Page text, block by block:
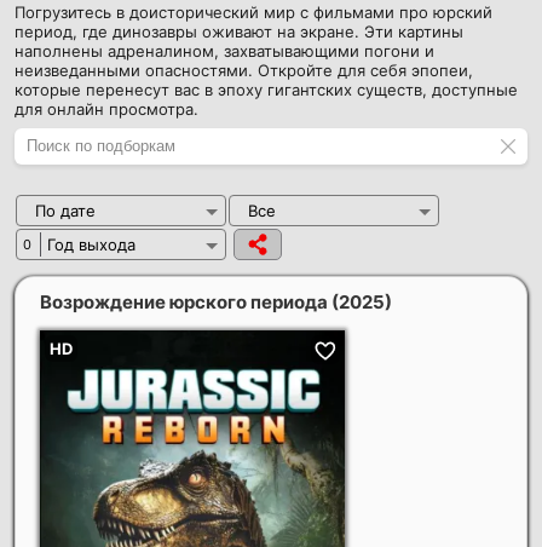
Погрузитесь в доисторический мир с фильмами про юрский
период, где динозавры оживают на экране. Эти картины
наполнены адреналином, захватывающими погони и
неизведанными опасностями. Откройте для себя эпопеи,
которые перенесут вас в эпоху гигантских существ, доступные
для онлайн просмотра.
По дате Все
0 Год выхода
Возрождение юрского периода (2025)